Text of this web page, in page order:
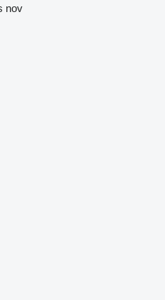
nov